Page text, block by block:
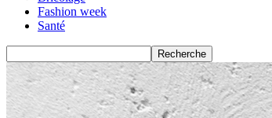
Fashion week
Santé